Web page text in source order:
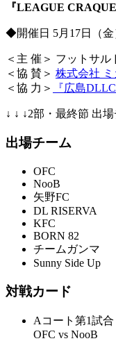
『LEAGUE
◆開催日 5月17日（金
＜主 催＞ フットサ
＜協 賛＞ 株式会社 ミ
＜協 力＞
『広島
↓ ↓ ↓2部・最終節 出
出場チーム
OFC
NooB
矢野FC
DL RISERVA
KFC
BORN 82
チームガンマ
Sunny Side Up
対戦カード
Aコート第1試
OFC vs NooB